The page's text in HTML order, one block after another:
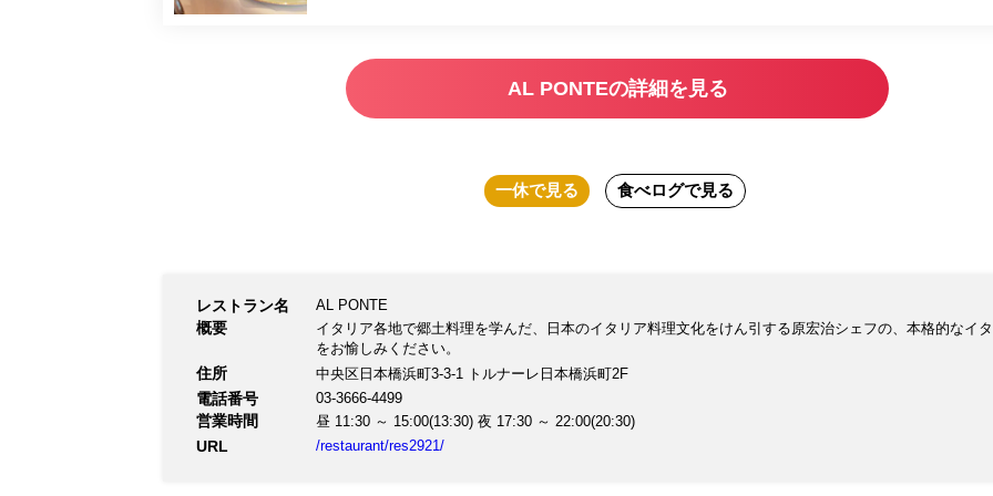
AL PONTEの詳細を見る
一休で見る 食べログで見る
レストラン名 AL PONTE
概要
イタリア各地で郷土料理を学んだ、日本のイタリア料理文化をけん引する原宏治シェフの、本格的なイ
をお愉しみください。
住所 中央区日本橋浜町3-3-1 トルナーレ日本橋浜町2F
電話番号 03-3666-4499
営業時間 昼 11:30 ～ 15:00(13:30) 夜 17:30 ～ 22:00(20:30)
URL /restaurant/res2921/